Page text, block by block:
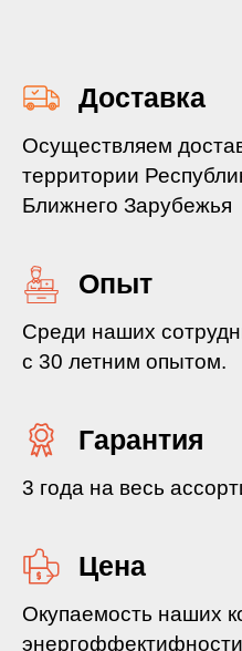
Доставка
Осуществляем
территории
Ближнего Зарубежья
Опыт
Среди наших
с 30 летним опытом.
Гарантия
3 года на весь
Цена
Окупаемость наших
энергоффектифности